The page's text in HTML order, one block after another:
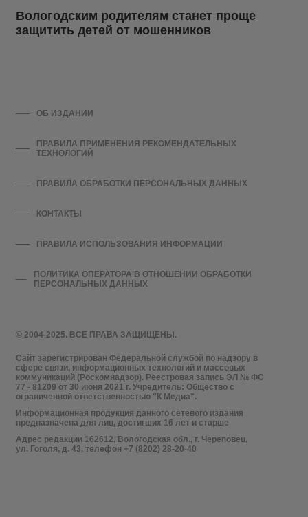
Вологодским родителям станет проще
защитить детей от мошенников
© 2004-2025. ВСЕ ПРАВА ЗАЩИЩЕНЫ.
Сайт зарегистрирован Федеральной службой по надзору в
сфере связи, информационных технологий и массовых
коммуникаций (Роскомнадзор). Реестровая запись ЭЛ № ФС
77 - 81209 от 30 июня 2021 г. Учредитель: Общество с
ограниченной ответственностью "К Медиа".
Информационная продукция данного сетевого издания
предназначена для лиц, достигших 16 лет и старше
Адрес редакции 162612, Вологодская обл., г. Череповец,
ул. Гоголя, д. 43, телефон +7 (8202) 28-20-40
ОБ ИЗДАНИИ
ПРАВИЛА ПРИМЕНЕНИЯ РЕКОМЕНДАТЕЛЬНЫХ
ТЕХНОЛОГИЙ
ПРАВИЛА ОБРАБОТКИ ПЕРСОНАЛЬНЫХ ДАННЫХ
КОНТАКТЫ
ПРАВИЛА ИСПОЛЬЗОВАНИЯ ИНФОРМАЦИИ
ПОЛИТИКА ОПЕРАТОРА В ОТНОШЕНИИ ОБРАБОТКИ
ПЕРСОНАЛЬНЫХ ДАННЫХ